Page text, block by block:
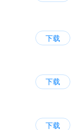
下载
下载
下载